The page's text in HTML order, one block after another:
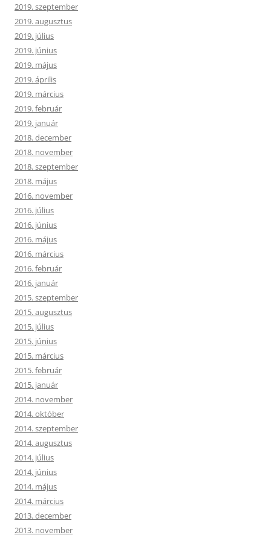
2019. szeptember
2019. augusztus
2019. július
2019. június
2019. május
2019. április
2019. március
2019. február
2019. január
2018. december
2018. november
2018. szeptember
2018. május
2016. november
2016. július
2016. június
2016. május
2016. március
2016. február
2016. január
2015. szeptember
2015. augusztus
2015. július
2015. június
2015. március
2015. február
2015. január
2014. november
2014. október
2014. szeptember
2014. augusztus
2014. július
2014. június
2014. május
2014. március
2013. december
2013. november